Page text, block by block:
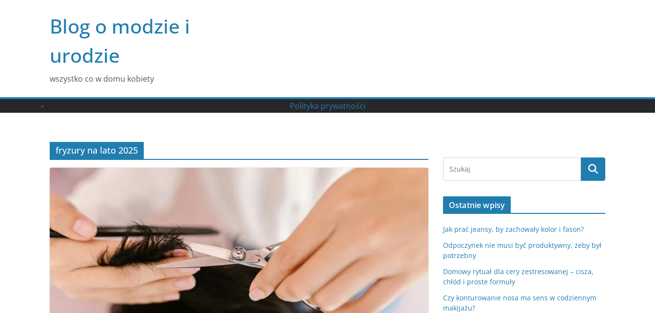
Blog o modzie i
urodzie
wszystko co w domu kobiety
Polityka prywatności
fryzury na lato 2025
Ostatnie wpisy
Jak prać jeansy, by zachowały kolor i fason?
Odpoczynek nie musi być produktywny, żeby był
potrzebny
Domowy rytuał dla cery zestresowanej – cisza,
chłód i proste formuły
Czy konturowanie nosa ma sens w codziennym
makijażu?